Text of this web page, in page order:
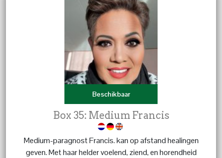
Beschikbaar
Box 35: Medium Francis
Medium-paragnost Francis. kan op afstand healingen
geven. Met haar helder voelend, ziend, en horendheid